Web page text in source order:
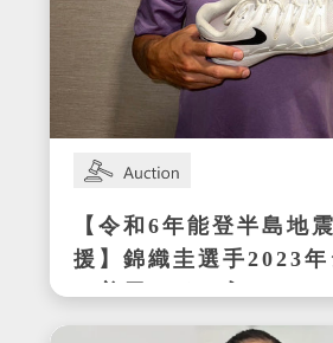
【令和6年能登半島地
援】錦織圭選手2023
ン着用サイン入りテニ
ーズ